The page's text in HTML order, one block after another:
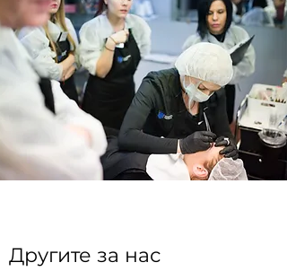
Другите за нас